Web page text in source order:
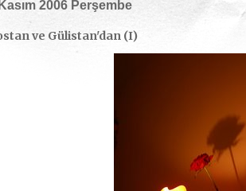
2006 Perşembe
ve Gülistan'dan (I)